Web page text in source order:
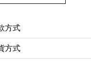
方式
方式